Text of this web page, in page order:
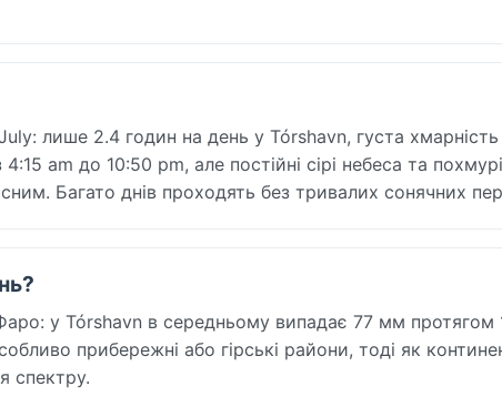
лише 2.4 годин на день у Tórshavn, густа
am до 10:50 pm, але постійні сірі небеса та
Багато днів проходять без тривалих сонячних
у Tórshavn в середньому випадає 77 мм протягом
прибережні або гірські райони, тоді як
спектру.